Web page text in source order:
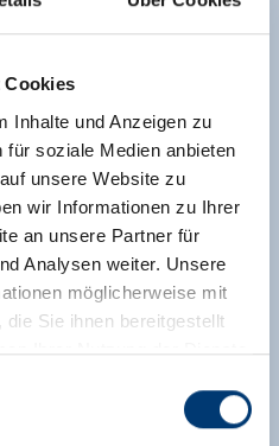
Cookies
Inhalte und Anzeigen zu
soziale Medien anbieten
unsere Website zu
wir Informationen zu Ihrer
an unsere Partner für
Analysen weiter. Unsere
möglicherweise mit
Sie ihnen bereitgestellt
Ihrer Nutzung der Dienste